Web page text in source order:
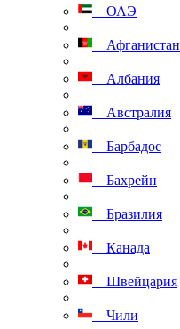
ОАЭ
Афганистан
Албания
Австралия
Барбадос
Бахрейн
Бразилия
Канада
Швейцария
Чили